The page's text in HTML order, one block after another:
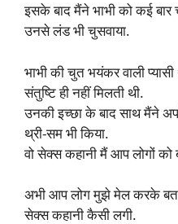
इसके बाद मैंने भाभी को कई बार
उनसे लंड भी चुसवाया.
भाभी की चुत भयंकर वाली
संतुष्टि ही नहीं मिलती थी.
उनकी इच्छा के बाद साथ मैंने
थ्री-सम भी किया.
वो सेक्स कहानी मैं आप लोगों को
अभी आप लोग मुझे मेल करके
सेक्स कहानी कैसी लगी.